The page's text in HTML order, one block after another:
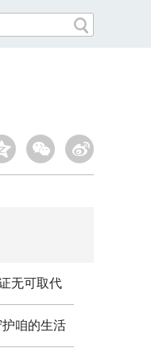
无可取代
咱的生活